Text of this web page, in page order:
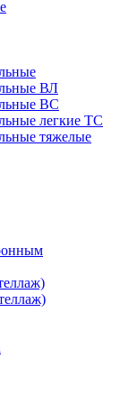
ВЛ
ВС
легкие ТС
тяжелые